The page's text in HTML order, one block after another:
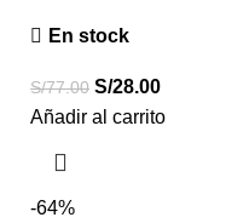
En stock
S/77.00 S/28.00
Añadir al carrito
-64%